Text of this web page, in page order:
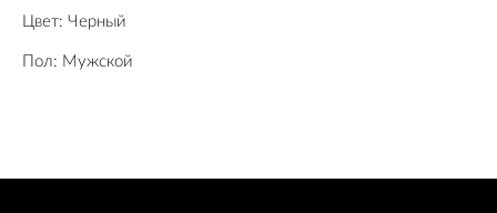
Цвет: Черный
Пол: Мужской